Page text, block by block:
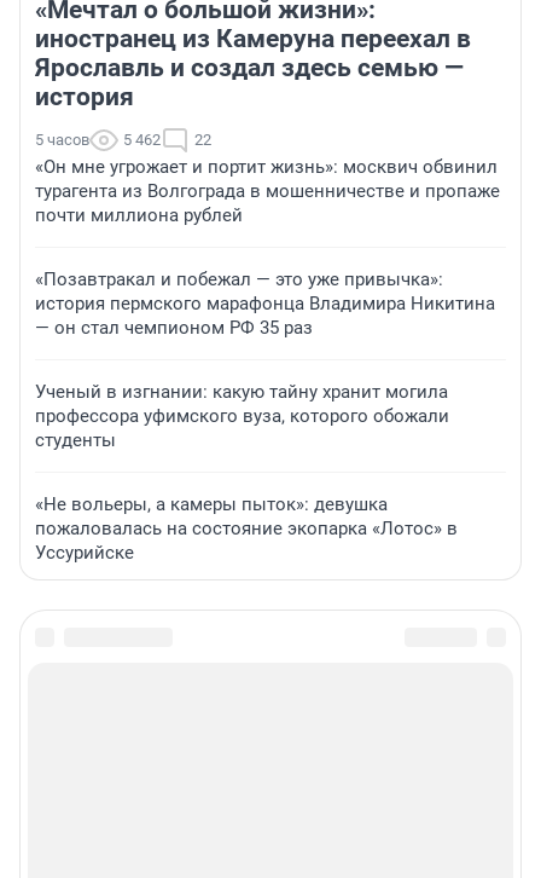
«Мечтал о большой жизни»:
иностранец из Камеруна переехал в
Ярославль и создал здесь семью —
история
5 часов 5 462 22
«Он мне угрожает и портит жизнь»: москвич обвинил
турагента из Волгограда в мошенничестве и пропаже
почти миллиона рублей
«Позавтракал и побежал — это уже привычка»:
история пермского марафонца Владимира Никитина
— он стал чемпионом РФ 35 раз
Ученый в изгнании: какую тайну хранит могила
профессора уфимского вуза, которого обожали
студенты
«Не вольеры, а камеры пыток»: девушка
пожаловалась на состояние экопарка «Лотос» в
Уссурийске